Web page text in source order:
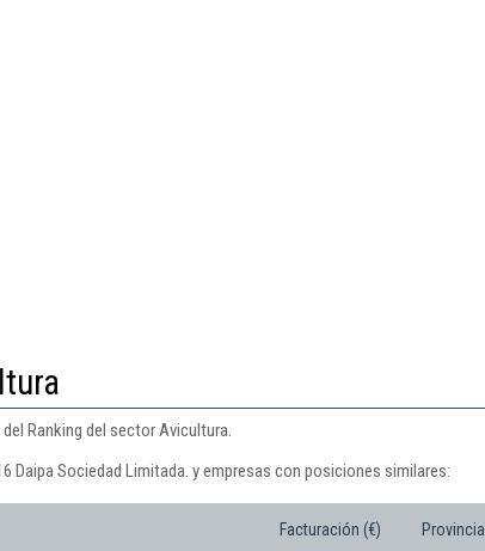
Ranking del sector Avicultura.
Daipa Sociedad Limitada. y empresas con posiciones similares:
Facturación (€) Provincia